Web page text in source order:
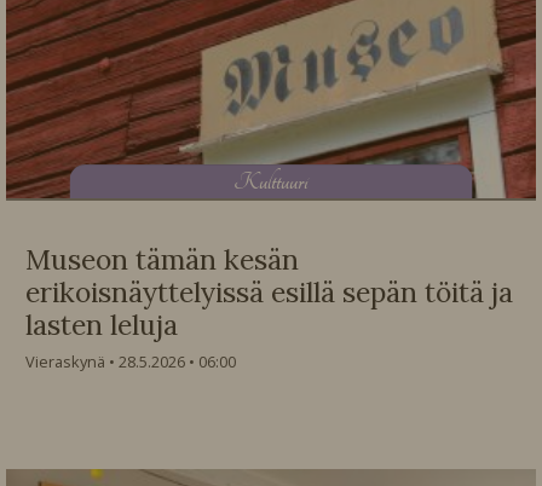
Kulttuuri
Museon tämän kesän
erikoisnäyttelyissä esillä sepän töitä ja
lasten leluja
Vieraskynä 28.5.2026 06:00